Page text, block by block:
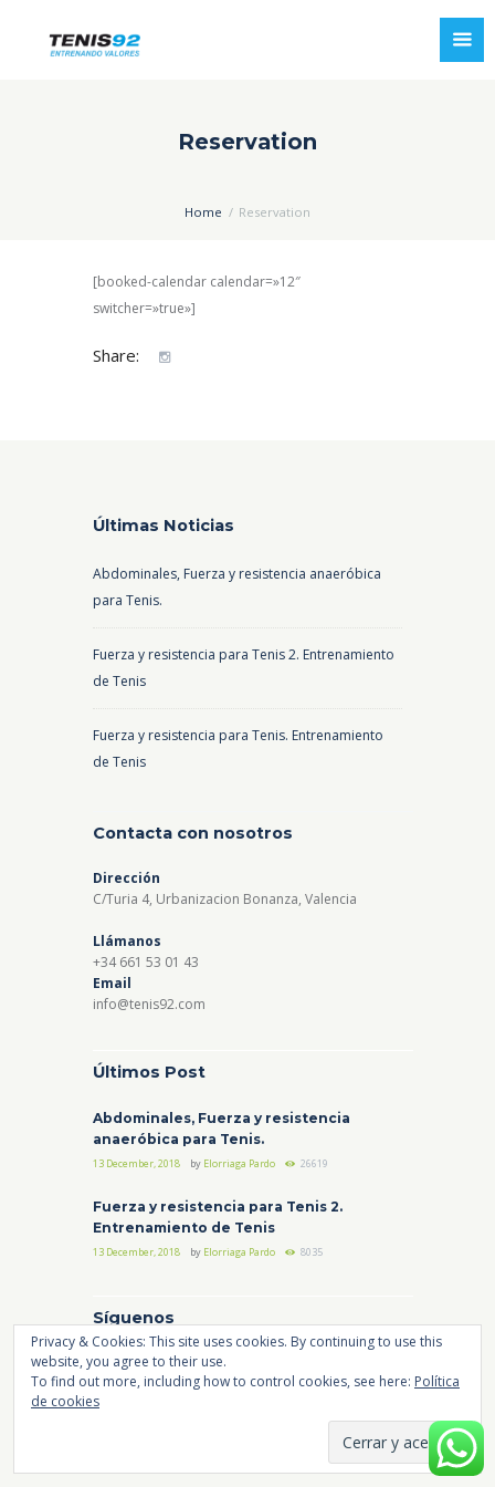
Reservation
Home Reservation
[booked-calendar calendar=»12″
switcher=»true»]
Share:
Últimas Noticias
Abdominales, Fuerza y resistencia anaeróbica
para Tenis.
Fuerza y resistencia para Tenis 2. Entrenamiento
de Tenis
Fuerza y resistencia para Tenis. Entrenamiento
de Tenis
Contacta con nosotros
Dirección
C/Turia 4, Urbanizacion Bonanza, Valencia
Llámanos
+34 661 53 01 43
Email
info@tenis92.com
Últimos Post
Abdominales, Fuerza y resistencia
anaeróbica para Tenis.
13 December, 2018 by Elorriaga Pardo 26619
Fuerza y resistencia para Tenis 2.
Entrenamiento de Tenis
13 December, 2018 by Elorriaga Pardo 8035
Síguenos
InstagramFacebookYouTube
Privacy & Cookies: This site uses cookies. By continuing to use this
website, you agree to their use.
To find out more, including how to control cookies, see here: Política
de cookies